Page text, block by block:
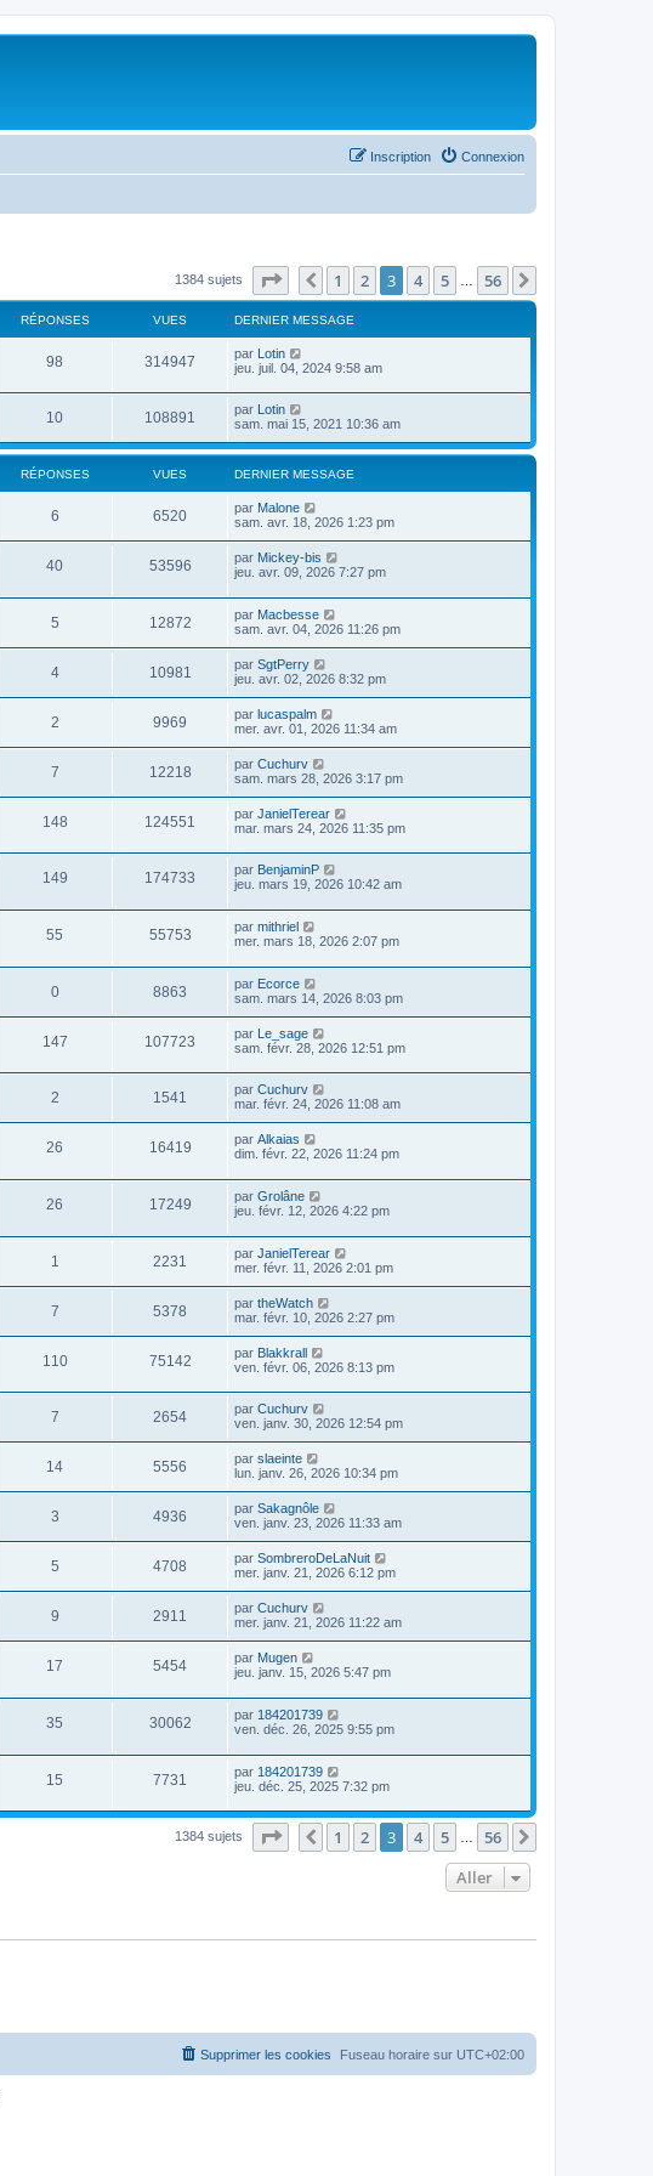
Connexion
Inscription
1384 sujets Page sur56
Précédent
1 2 3 4 5 56
RÉPONSES VUES DERNIER MESSAGE
98 314947 par Lotin
jeu. juil. 04, 2024 9:58 am
10 108891 par Lotin
sam. mai 15, 2021 10:36 am
RÉPONSES VUES DERNIER MESSAGE
6 6520 par Malone
sam. avr. 18, 2026 1:23 pm
40 53596 par Mickey-bis
jeu. avr. 09, 2026 7:27 pm
5 12872 par Macbesse
sam. avr. 04, 2026 11:26 pm
4 10981 par SgtPerry
jeu. avr. 02, 2026 8:32 pm
2 9969 par lucaspalm
mer. avr. 01, 2026 11:34 am
7 12218 par Cuchurv
sam. mars 28, 2026 3:17 pm
148 124551 par JanielTerear
mar. mars 24, 2026 11:35 pm
149 174733 par BenjaminP
jeu. mars 19, 2026 10:42 am
55 55753 par mithriel
mer. mars 18, 2026 2:07 pm
0 8863 par Ecorce
sam. mars 14, 2026 8:03 pm
147 107723 par Le_sage
sam. févr. 28, 2026 12:51 pm
2 1541 par Cuchurv
mar. févr. 24, 2026 11:08 am
26 16419 par Alkaias
dim. févr. 22, 2026 11:24 pm
26 17249 par Grolâne
jeu. févr. 12, 2026 4:22 pm
1 2231 par JanielTerear
mer. févr. 11, 2026 2:01 pm
7 5378 par theWatch
mar. févr. 10, 2026 2:27 pm
110 75142 par Blakkrall
ven. févr. 06, 2026 8:13 pm
7 2654 par Cuchurv
ven. janv. 30, 2026 12:54 pm
14 5556 par slaeinte
lun. janv. 26, 2026 10:34 pm
3 4936 par Sakagnôle
ven. janv. 23, 2026 11:33 am
5 4708 par SombreroDeLaNuit
mer. janv. 21, 2026 6:12 pm
9 2911 par Cuchurv
mer. janv. 21, 2026 11:22 am
17 5454 par Mugen
jeu. janv. 15, 2026 5:47 pm
35 30062 par 184201739
ven. déc. 26, 2025 9:55 pm
15 7731 par 184201739
jeu. déc. 25, 2025 7:32 pm
1384 sujets Page sur56
Précédent
1 2 3 4 5 56
Aller
Fuseau horaire sur UTC+02:00
Supprimer les cookies